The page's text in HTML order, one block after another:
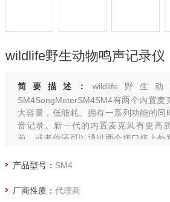
wildlife野生动物鸣声记录仪
简要描述：wildlife野生
SM4SongMeterSM4SM4有两个内置麦
大容量，低能耗。拥有一系列功能的同
音记录。新一代的内置麦克风有更高
前，或者你还可以通过两个接口接上外
产品型号： SM4
厂商性质： 代理商